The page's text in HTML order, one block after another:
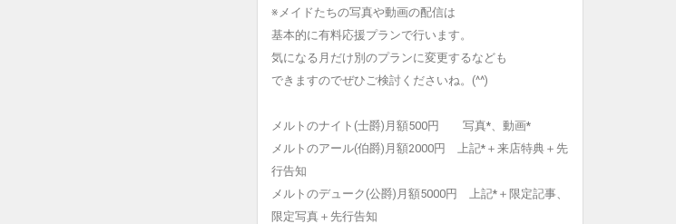
※メイドたちの写真や動画の配信は
基本的に有料応援プランで行います。
気になる月だけ別のプランに変更するなども
できますのでぜひご検討くださいね。(^^)
メルトのナイト(士爵)月額500円 写真*、動画*
メルトのアール(伯爵)月額2000円 上記*＋来店特典＋先
行告知
メルトのデューク(公爵)月額5000円 上記*＋限定記事、
限定写真＋先行告知